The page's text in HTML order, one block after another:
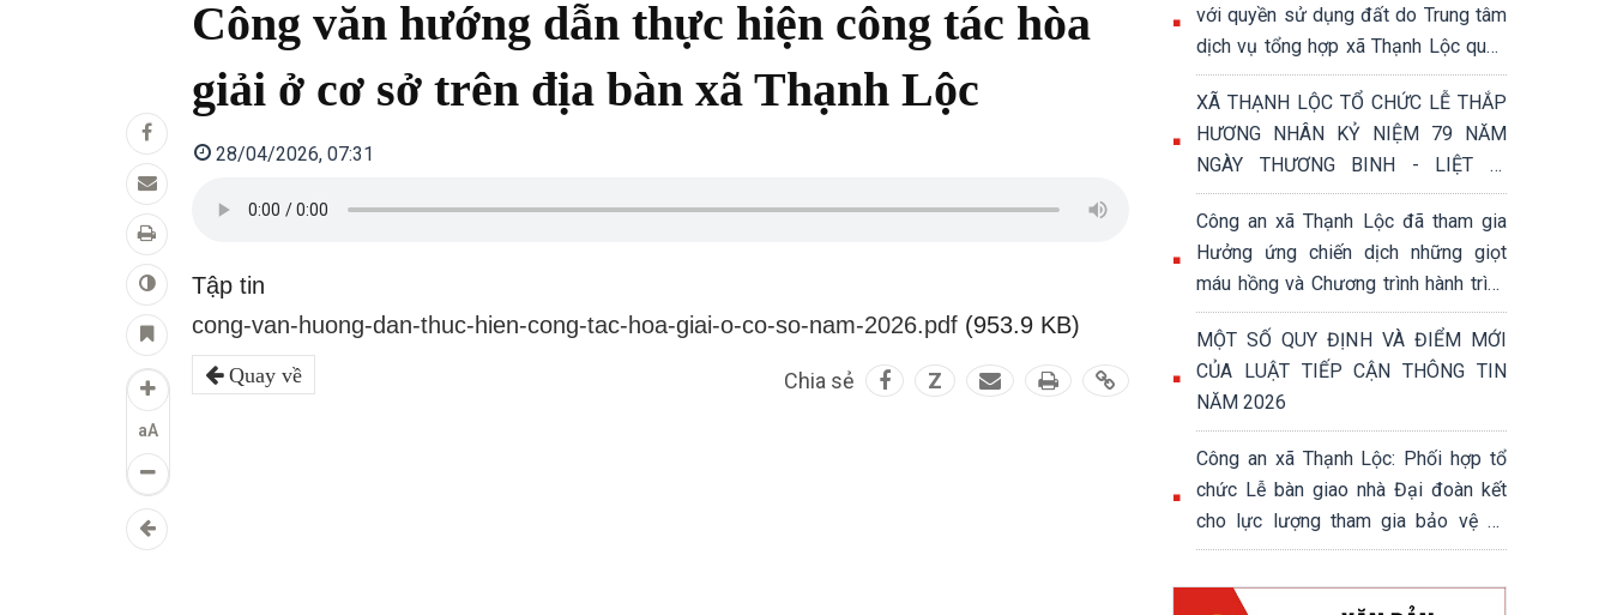
aA
Công văn hướng dẫn thực hiện công tác hòa
giải ở cơ sở trên địa bàn xã Thạnh Lộc
28/04/2026, 07:31
Tập tin
cong-van-huong-dan-thuc-hien-cong-tac-hoa-giai-o-co-so-nam-2026.pdf (953.9 KB)
Quay về Chia sẻ Z
với quyền sử dụng đất do Trung tâm
dịch vụ tổng hợp xã Thạnh Lộc quản
lý, khai thác
XÃ THẠNH LỘC TỔ CHỨC LỄ THẮP
HƯƠNG NHÂN KỶ NIỆM 79 NĂM
NGÀY THƯƠNG BINH - LIỆT SĨ
(27/7/1947 - 27/7/2026)
Công an xã Thạnh Lộc đã tham gia
Hưởng ứng chiến dịch những giọt
máu hồng và Chương trình hành trình
đỏ năm 2026
MỘT SỐ QUY ĐỊNH VÀ ĐIỂM MỚI
CỦA LUẬT TIẾP CẬN THÔNG TIN
NĂM 2026
Công an xã Thạnh Lộc: Phối hợp tổ
chức Lễ bàn giao nhà Đại đoàn kết
cho lực lượng tham gia bảo vệ an
ninh trật tự ở cơ sở trên địa bàn xã
Thạnh Lộc.